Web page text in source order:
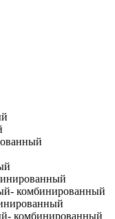
комбинированный
комбинированный